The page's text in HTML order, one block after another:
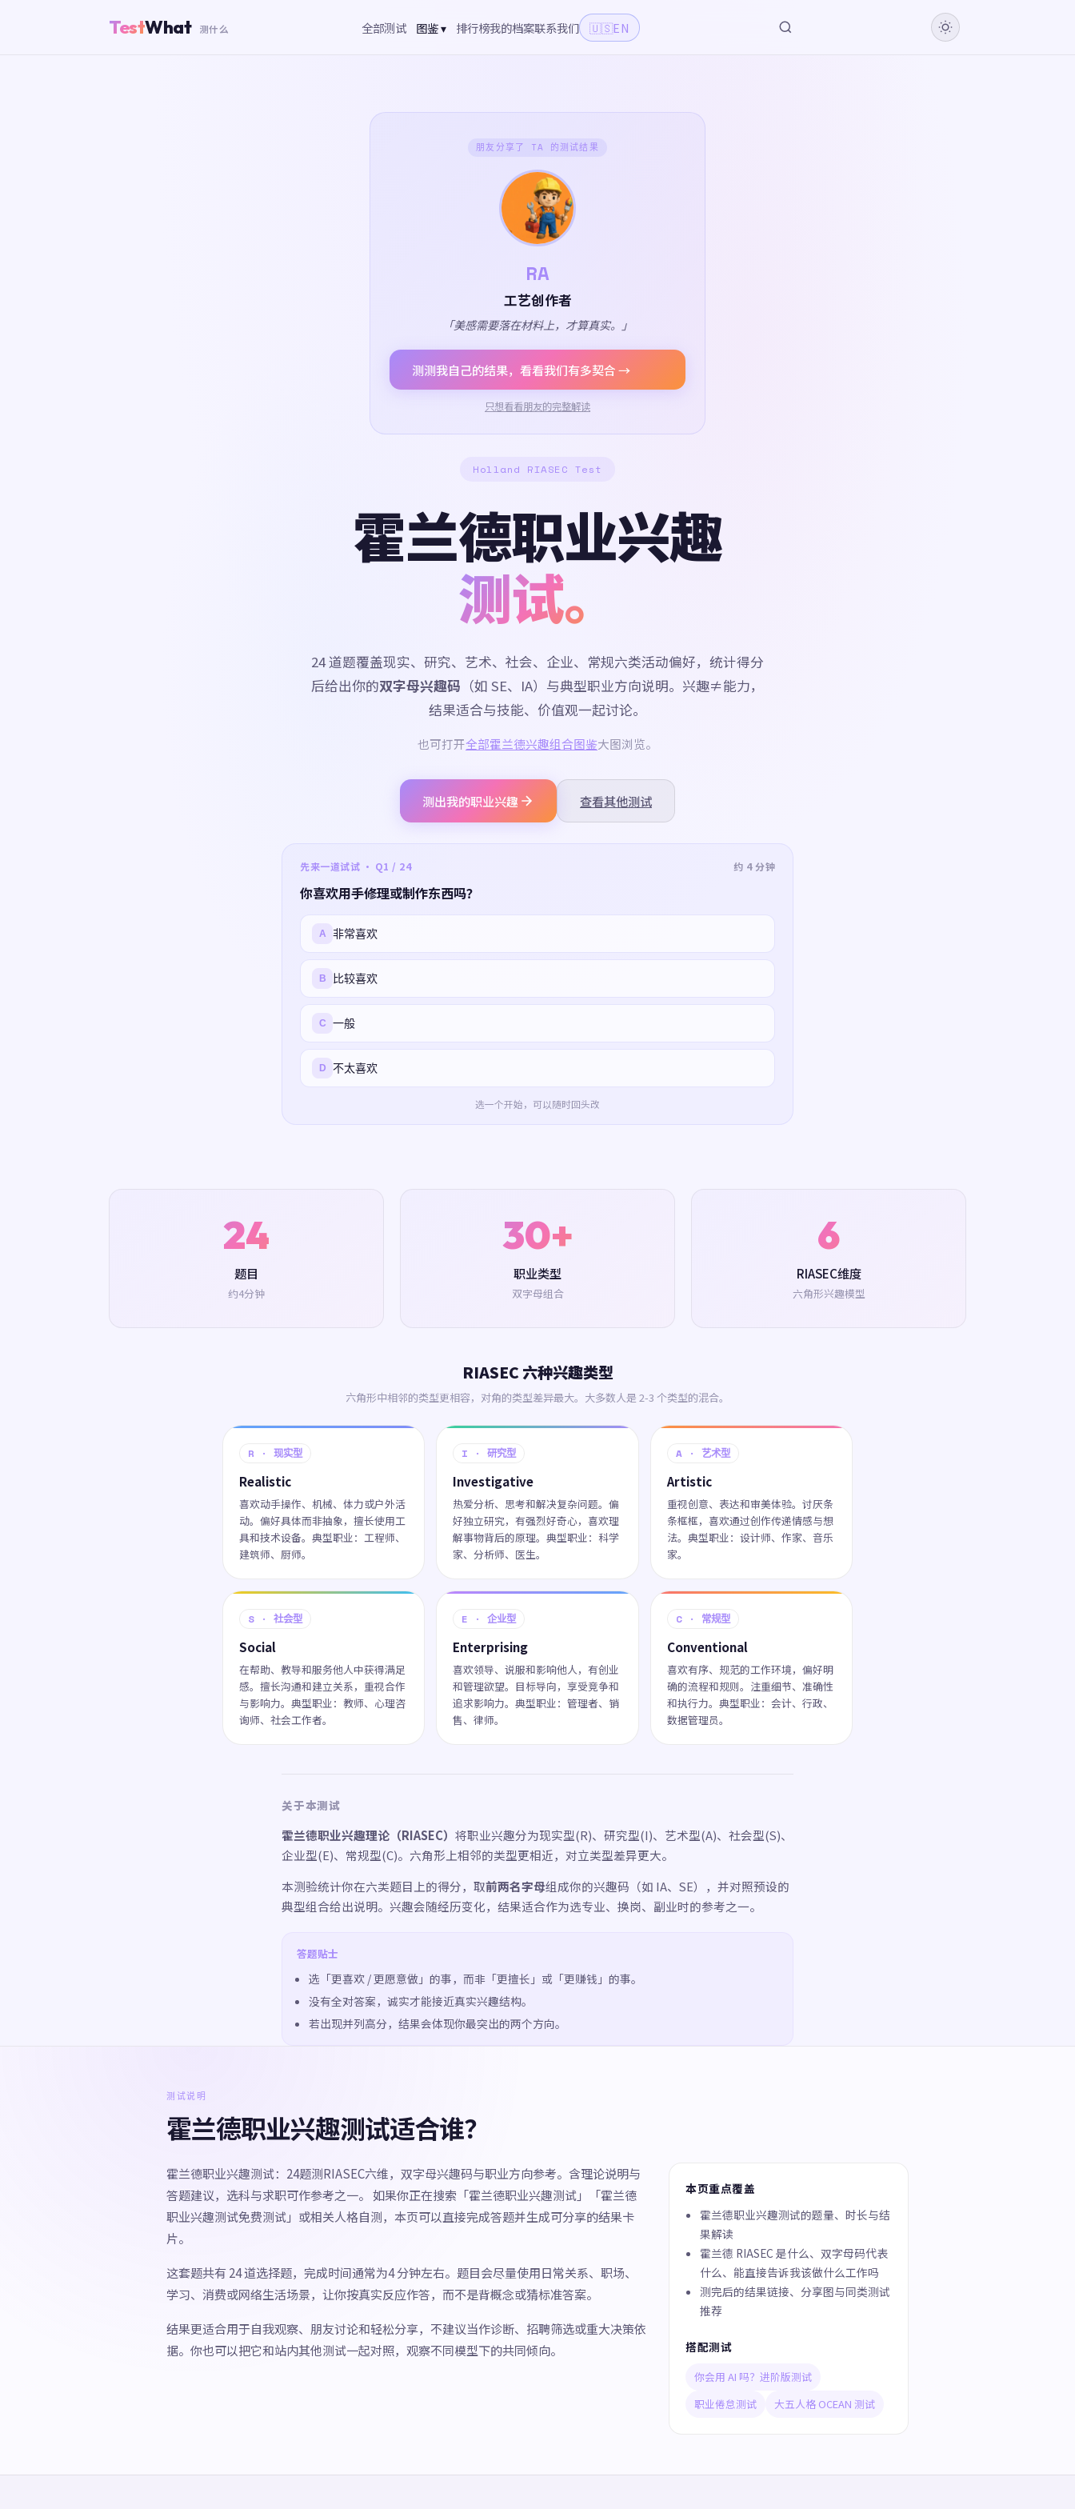
TestWhat 测什么 全部测试 图鉴 ▾ 排行榜我的档案联系我们 🇺🇸EN
朋友分享了 TA 的测试结果
RA
工艺创作者
「美感需要落在材料上，才算真实。」
测测我自己的结果，看看我们有多契合 →
只想看看朋友的完整解读
Holland RIASEC Test
霍兰德职业兴趣
测试。
24 道题覆盖现实、研究、艺术、社会、企业、常规六类活动偏好，统计得分
后给出你的双字母兴趣码 （如 SE、IA）与典型职业方向说明。兴趣≠能力，
结果适合与技能、价值观一起讨论。
也可打开全部霍兰德兴趣组合图鉴大图浏览。
测出我的职业兴趣 查看其他测试
先来一道试试 · Q1 / 24 约 4 分钟
你喜欢用手修理或制作东西吗？
A 非常喜欢
B 比较喜欢
C 一般
D 不太喜欢
选一个开始，可以随时回头改
24
题目
约4分钟
30+
职业类型
双字母组合
6
RIASEC维度
六角形兴趣模型
RIASEC 六种兴趣类型
六角形中相邻的类型更相容，对角的类型差异最大。大多数人是 2-3 个类型的混合。
R · 现实型
Realistic
喜欢动手操作、机械、体力或户外活
动。偏好具体而非抽象，擅长使用工
具和技术设备。典型职业：工程师、
建筑师、厨师。
I · 研究型
Investigative
热爱分析、思考和解决复杂问题。偏
好独立研究，有强烈好奇心，喜欢理
解事物背后的原理。典型职业：科学
家、分析师、医生。
A · 艺术型
Artistic
重视创意、表达和审美体验。讨厌条
条框框，喜欢通过创作传递情感与想
法。典型职业：设计师、作家、音乐
家。
S · 社会型
Social
在帮助、教导和服务他人中获得满足
感。擅长沟通和建立关系，重视合作
与影响力。典型职业：教师、心理咨
询师、社会工作者。
E · 企业型
Enterprising
喜欢领导、说服和影响他人，有创业
和管理欲望。目标导向，享受竞争和
追求影响力。典型职业：管理者、销
售、律师。
C · 常规型
Conventional
喜欢有序、规范的工作环境，偏好明
确的流程和规则。注重细节、准确性
和执行力。典型职业：会计、行政、
数据管理员。
关于本测试
霍兰德职业兴趣理论（RIASEC） 将职业兴趣分为现实型(R)、研究型(I)、艺术型(A)、社会型(S)、
企业型(E)、常规型(C)。六角形上相邻的类型更相近，对立类型差异更大。
本测验统计你在六类题目上的得分，取前两名字母组成你的兴趣码（如 IA、SE），并对照预设的
典型组合给出说明。兴趣会随经历变化，结果适合作为选专业、换岗、副业时的参考之一。
答题贴士
选「更喜欢 / 更愿意做」的事，而非「更擅长」或「更赚钱」的事。
没有全对答案，诚实才能接近真实兴趣结构。
若出现并列高分，结果会体现你最突出的两个方向。
测试说明
霍兰德职业兴趣测试适合谁？
霍兰德职业兴趣测试：24题测RIASEC六维，双字母兴趣码与职业方向参考。含理论说明与
答题建议，选科与求职可作参考之一。 如果你正在搜索「霍兰德职业兴趣测试」「霍兰德
职业兴趣测试免费测试」或相关人格自测，本页可以直接完成答题并生成可分享的结果卡
片。
这套题共有 24 道选择题，完成时间通常为4 分钟左右。题目会尽量使用日常关系、职场、
学习、消费或网络生活场景，让你按真实反应作答，而不是背概念或猜标准答案。
结果更适合用于自我观察、朋友讨论和轻松分享，不建议当作诊断、招聘筛选或重大决策依
据。你也可以把它和站内其他测试一起对照，观察不同模型下的共同倾向。
本页重点覆盖
霍兰德职业兴趣测试的题量、时长与结
果解读
霍兰德 RIASEC 是什么、双字母码代表
什么、能直接告诉我该做什么工作吗
测完后的结果链接、分享图与同类测试
推荐
搭配测试
你会用 AI 吗？进阶版测试
职业倦怠测试
大五人格 OCEAN 测试